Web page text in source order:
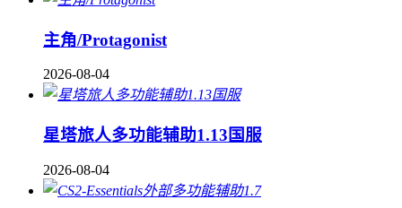
主角/Protagonist
2026-08-04
星塔旅人多功能辅助1.13国服
2026-08-04